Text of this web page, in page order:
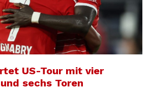
US-Tour mit vier
sechs Toren